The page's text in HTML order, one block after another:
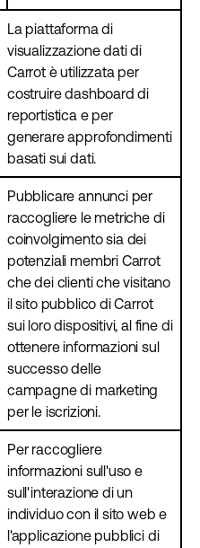
La piattaforma di
visualizzazione dati di
Carrot è utilizzata per
costruire dashboard di
reportistica e per
generare approfondimenti
basati sui dati.
Pubblicare annunci per
raccogliere le metriche di
coinvolgimento sia dei
potenziali membri Carrot
che dei clienti che visitano
il sito pubblico di Carrot
sui loro dispositivi, al fine di
ottenere informazioni sul
successo delle
campagne di marketing
per le iscrizioni.
Per raccogliere
informazioni sull'uso e
sull'interazione di un
individuo con il sito web e
l'applicazione pubblici di